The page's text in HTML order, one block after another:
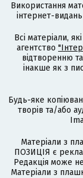
Використання
інтернет-
Всі матеріали,
агентство
відтворенню
інакше як з
Будь-яке
творів та/або
Матеріали з
ПОЗИЦІЯ є
Редакція може
Матеріали з